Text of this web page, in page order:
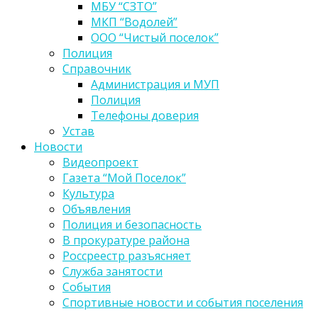
МБУ “СЗТО”
МКП “Водолей”
ООО “Чистый поселок”
Полиция
Справочник
Администрация и МУП
Полиция
Телефоны доверия
Устав
Новости
Видеопроект
Газета “Мой Поселок”
Культура
Объявления
Полиция и безопасность
В прокуратуре района
Россреестр разъясняет
Служба занятости
События
Спортивные новости и события поселения